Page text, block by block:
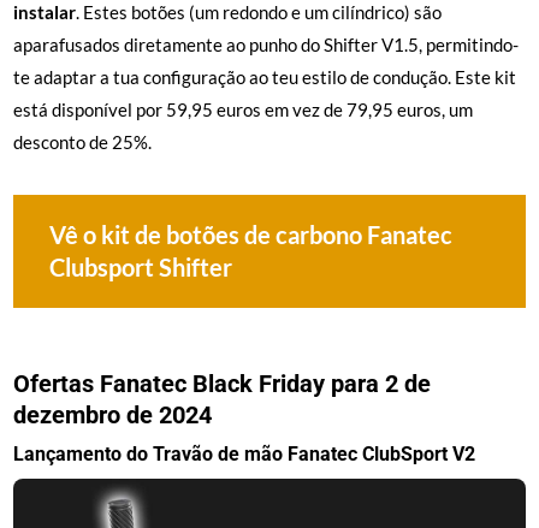
instalar. Estes botões (um redondo e um cilíndrico) são
aparafusados diretamente ao punho do Shifter V1.5, permitindo-
te adaptar a tua configuração ao teu estilo de condução. Este kit
está disponível por 59,95 euros em vez de 79,95 euros, um
desconto de 25%.
Vê o kit de botões de carbono Fanatec
Clubsport Shifter
Ofertas Fanatec Black Friday para 2 de
dezembro de 2024
Lançamento do Travão de mão Fanatec ClubSport V2